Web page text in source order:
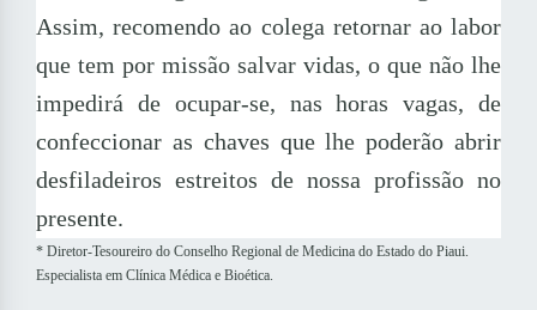
Assim, recomendo ao colega retornar ao labor
que tem por missão salvar vidas, o que não lhe
impedirá de ocupar-se, nas horas vagas, de
confeccionar as chaves que lhe poderão abrir
desfiladeiros estreitos de nossa profissão no
presente.
* Diretor-Tesoureiro do Conselho Regional de Medicina do Estado do Piaui.
Especialista em Clínica Médica e Bioética.